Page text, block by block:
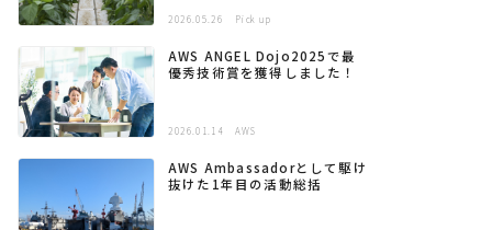
2026.05.26 Pick up
AWS ANGEL Dojo2025で最
優秀技術賞を獲得しました！
2026.01.14 AWS
AWS Ambassadorとして駆け
抜けた1年目の活動総括